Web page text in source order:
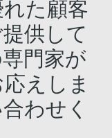
た顧客
供して
門家が
えしま
わせく